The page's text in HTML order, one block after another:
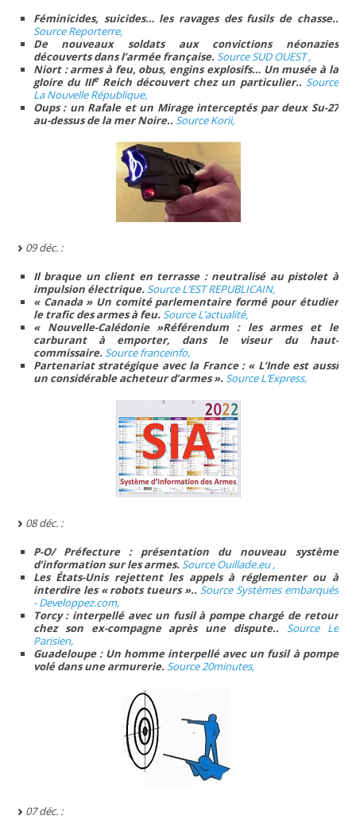
Féminicides, suicides… les ravages des fusils de chasse..
Source Reporterre,
De nouveaux soldats aux convictions néonazies
découverts dans l’armée française.Source SUD OUEST ,
Niort : armes à feu, obus, engins explosifs… Un musée à la
gloire du IIIeReich découvert chez un particulier.. Source
La Nouvelle République,
Oups : un Rafale et un Mirage interceptés par deux Su-27
au-dessus de la mer Noire..Source Korii,
09 déc. :
Il braque un client en terrasse : neutralisé au pistolet à
impulsion électrique.Source L’EST REPUBLICAIN,
« Canada » Un comité parlementaire formé pour étudier
le trafic des armes à feu.Source L’actualité,
« Nouvelle-Calédonie »Référendum : les armes et le
carburant à emporter, dans le viseur du haut-
commissaire.Source franceinfo,
Partenariat stratégique avec la France : « L’Inde est aussi
un considérable acheteur d’armes ».Source L’Express,
08 déc. :
P-O/ Préfecture : présentation du nouveau système
d’information sur les armes.Source Ouillade.eu ,
Les États-Unis rejettent les appels à réglementer ou à
interdire les « robots tueurs ».. Source Systèmes embarqués
- Developpez.com,
Torcy : interpellé avec un fusil à pompe chargé de retour
chez son ex-compagne après une dispute.. Source Le
Parisien,
Guadeloupe : Un homme interpellé avec un fusil à pompe
volé dans une armurerie.Source 20minutes,
07 déc. :